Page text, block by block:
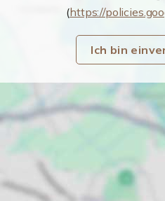
(https://
Ich bin